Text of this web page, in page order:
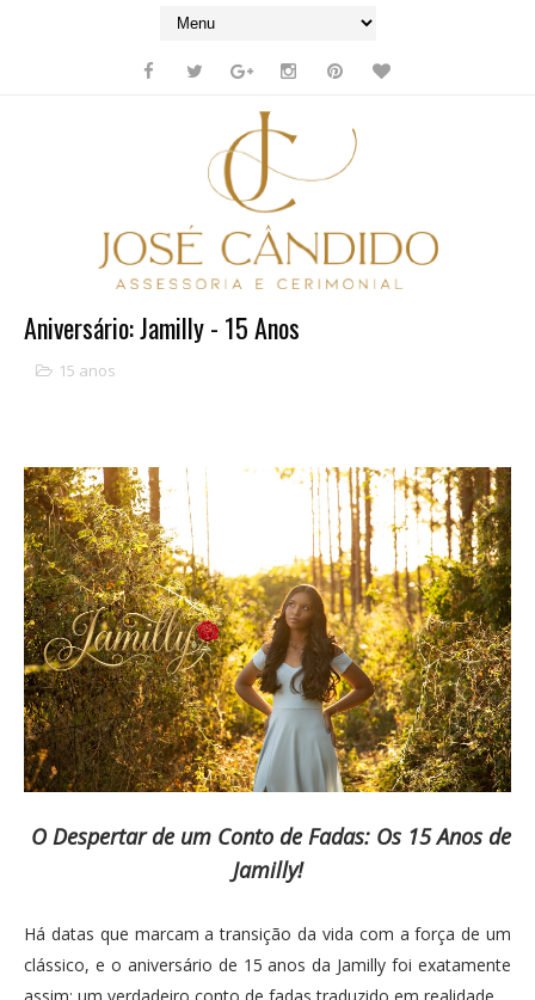
Aniversário: Jamilly - 15 Anos
15 anos
O Despertar de um Conto de Fadas: Os 15 Anos de
Jamilly!
Há datas que marcam a transição da vida com a força de um
clássico, e o aniversário de 15 anos da Jamilly foi exatamente